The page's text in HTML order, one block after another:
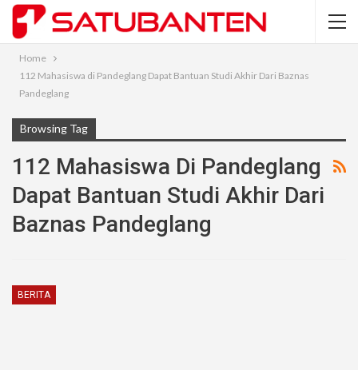
Home
112 Mahasiswa di Pandeglang Dapat Bantuan Studi Akhir Dari Baznas
Pandeglang
Browsing Tag
112 Mahasiswa Di Pandeglang
Dapat Bantuan Studi Akhir Dari
Baznas Pandeglang
BERITA